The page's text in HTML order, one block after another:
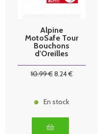
Alpine
MotoSafe Tour
Bouchons
d'Oreilles
10.99€8.24€
En stock